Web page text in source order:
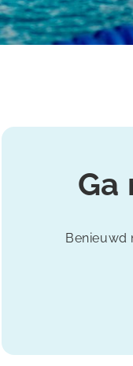
Ga
Benieuwd